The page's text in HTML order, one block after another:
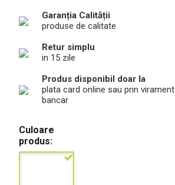
Garanția Calității
produse de calitate
Retur simplu
in 15 zile
Produs disponibil doar la
plata card online sau prin virament
bancar
Culoare
produs: